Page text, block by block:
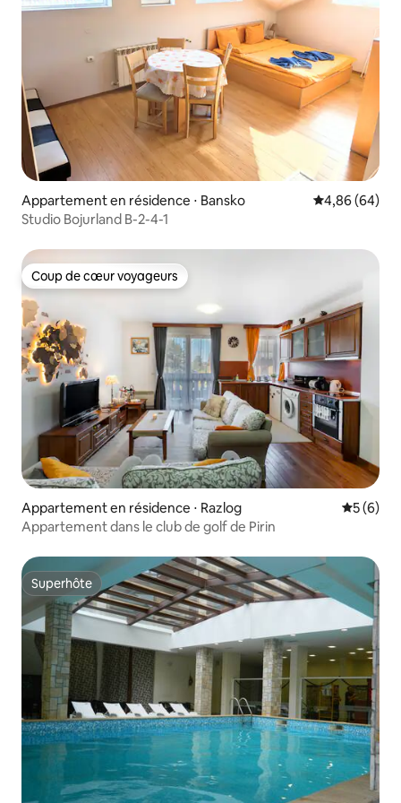
Appartement en résidence ⋅ Bansko Évaluation
4,86 (64)
Studio Bojurland B-2-4-1
Coup de cœur voyageurs
Coup de cœur voyageurs
Appartement en résidence ⋅ Razlog
5 (6)
Appartement dans le club de golf de Pirin
Superhôte
Superhôte